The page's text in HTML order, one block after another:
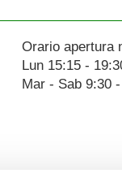
Orario apertura
Lun 15:15 -
Mar - Sab 9:30